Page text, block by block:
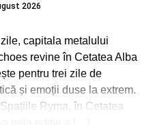
2026
capitala metalului
revine în Cetatea Alba
pentru trei zile de
și emoții duse la extrem.
Ryma, în Cetatea